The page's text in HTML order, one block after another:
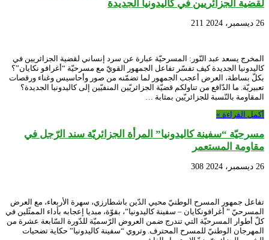
لقضية الجزائريين في كاليدونيا الجديدة
26 ديسمبر، 2024 211
المخرج يسعد عبد النّور: المسرحيّة عبارة عن سرد إنساني لقضية الجزائريين في
كاليدونيا الجديدة كيف تفسّر تفاعل الجمهور القويّ مع مسرحيّة “أغرافو نكايان”؟
بكلّ بساطة، العرض أعجب الجمهور لما تضمّنه من صور وأحاسيس وغناء ورقصات
تعبيريّة. ما الدّافع من تناولكم قضيّة الجزائريّين المنفيّين إلى كاليدونيا الجديدة؟
المقاومة بالنّسبة للجزائريّين بمثابة …
أكمل القراءة »
مسرحيّة “سفينة كاليدونيا” المرأة الجزائريّة سند الرّجل في
مقاومة المستعمر
26 ديسمبر، 2024 308
تفاعل جمهور المسرح الوطنيّ محيي الدّين باشطارزي، سهرة الأربعاء، مع العرض
المسرحيّ ” أغرافونكايان – سفينة كاليدونيا”، بقوّة، مبديا إعجابه بأداء الممثّلين في
كلّ أطوار المسرحيّة التي تندرج ضمن العروض الرّسميّة للدّورة السّابعة عشرة من
المهرجان الوطنيّ للمسرح المحترف. وتروي “سفينة كاليدونيا” حكاية تضحيات